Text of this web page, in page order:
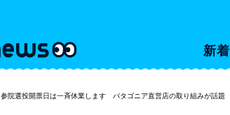
新着
参院選投開票日は一斉休業します パタゴニア直営店の取り組みが話題